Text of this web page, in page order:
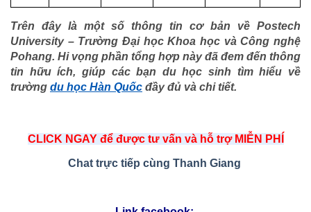
Trên đây là một số thông tin cơ bản về Postech
University – Trường Đại học Khoa học và Công nghệ
Pohang. Hi vọng phần tổng hợp này đã đem đến thông
tin hữu ích, giúp các bạn du học sinh tìm hiểu về
trường du học Hàn Quốc đầy đủ và chi tiết.
CLICK NGAY để được tư vấn và hỗ trợ MIỄN PHÍ
Chat trực tiếp cùng Thanh Giang